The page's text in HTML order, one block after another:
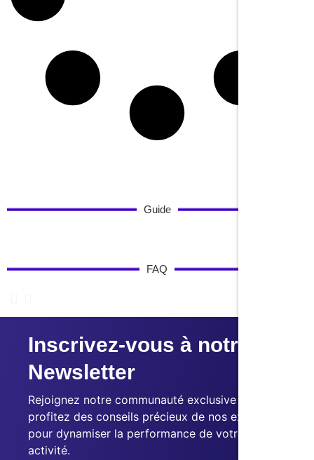
Guide
FAQ
Inscrivez-vous à notre
Newsletter
Rejoignez notre communauté exclusive et
profitez des conseils précieux de nos experts
pour dynamiser la performance de votre
activité.